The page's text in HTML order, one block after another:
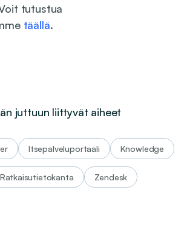
tutustua
täällä.
juttuun liittyvät aiheet
itsepalveluportaali knowledge
Ratkaisutietokanta Zendesk